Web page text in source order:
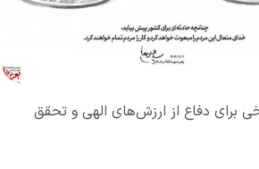
برای دفاع از ارزش‌های الهی و تحقق